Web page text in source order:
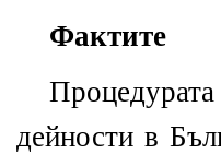
Фактите
дейности в